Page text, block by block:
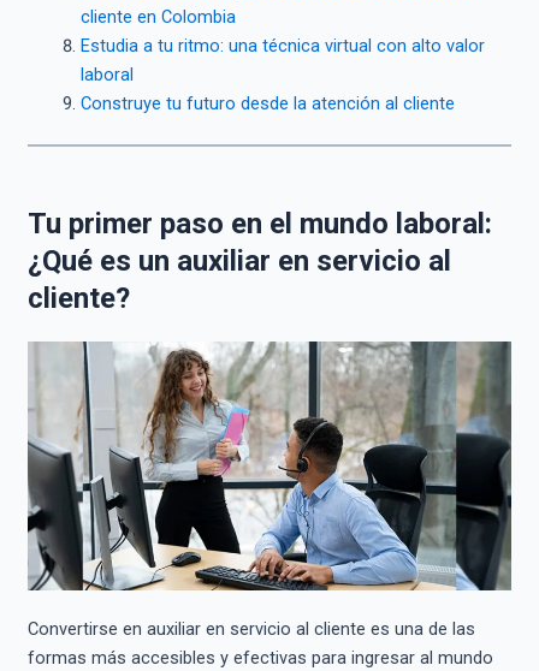
cliente en Colombia
Estudia a tu ritmo: una técnica virtual con alto valor
laboral
Construye tu futuro desde la atención al cliente
Tu primer paso en el mundo laboral:
¿Qué es un auxiliar en servicio al
cliente?
Convertirse en auxiliar en servicio al cliente es una de las
formas más accesibles y efectivas para ingresar al mundo